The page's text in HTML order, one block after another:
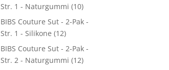
Str. 1 - Naturgummi (10)
BIBS Couture Sut - 2-Pak -
Str. 1 - Silikone (12)
BIBS Couture Sut - 2-Pak -
Str. 2 - Naturgummi (12)